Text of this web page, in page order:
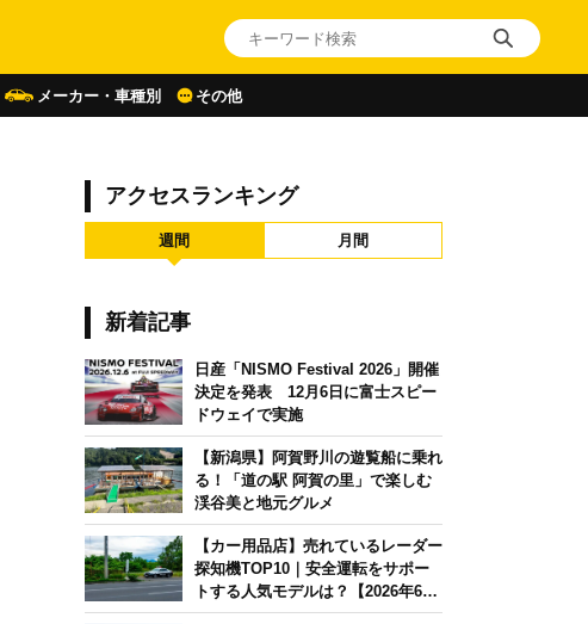
メーカー・車種別 その他
アクセスランキング
週間 月間
新着記事
日産「NISMO Festival 2026」開催
決定を発表 12月6日に富士スピー
ドウェイで実施
【新潟県】阿賀野川の遊覧船に乗れ
る！「道の駅 阿賀の里」で楽しむ
渓谷美と地元グルメ
【カー用品店】売れているレーダー
探知機TOP10｜安全運転をサポー
トする人気モデルは？【2026年6月
版】